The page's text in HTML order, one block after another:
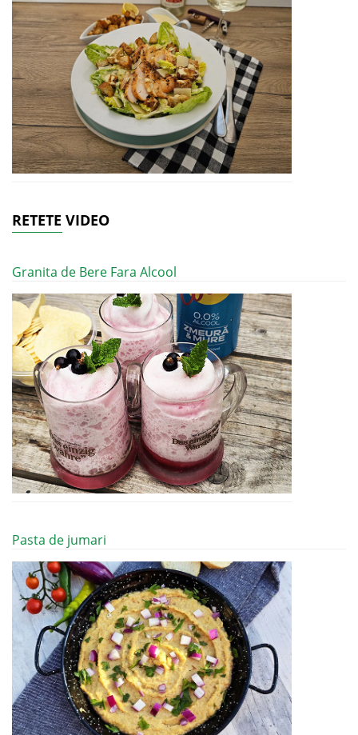
RETETE VIDEO
Granita de Bere Fara Alcool
Pasta de jumari